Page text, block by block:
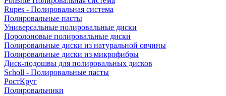
Rupes - Полировальная система
Полировальные пасты
Универсальные полировальные диски
Поролоновые полировальные диски
Полировальные диски из натуральной овчины
Полировальные диски из микрофибры
Диск-подошвы для полировальных дисков
Scholl - Полировальные пасты
РостКруг
Полировальники